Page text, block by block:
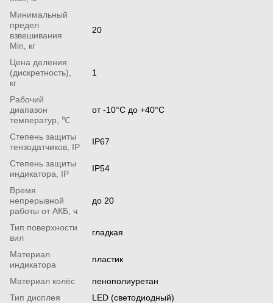
Минимальный
предел
взвешивания
Min, кг
20
Цена деления
(дискретность),
кг
1
Рабочий
диапазон
температур, ℃
от -10°С до +40°С
Степень защиты
тензодатчиков, IP
IP67
Степень защиты
индикатора, IP
IP54
Время
непрерывной
работы от АКБ, ч
до 20
Тип поверхности
вил
гладкая
Материал
индикатора
пластик
Материал колёс
пенополиуретан
Тип дисплея
LED (светодиодный)